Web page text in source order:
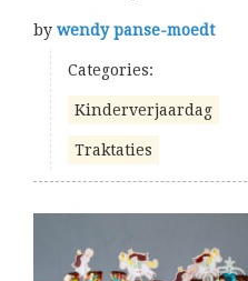
by wendy panse-moedt
Categories:
Kinderverjaardag
Traktaties